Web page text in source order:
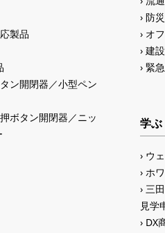
製品
ン開閉器／小型ペン
ボタン開閉器／ニッ
防
オ
建
緊
学
ウ
ホ
三
見学
DX